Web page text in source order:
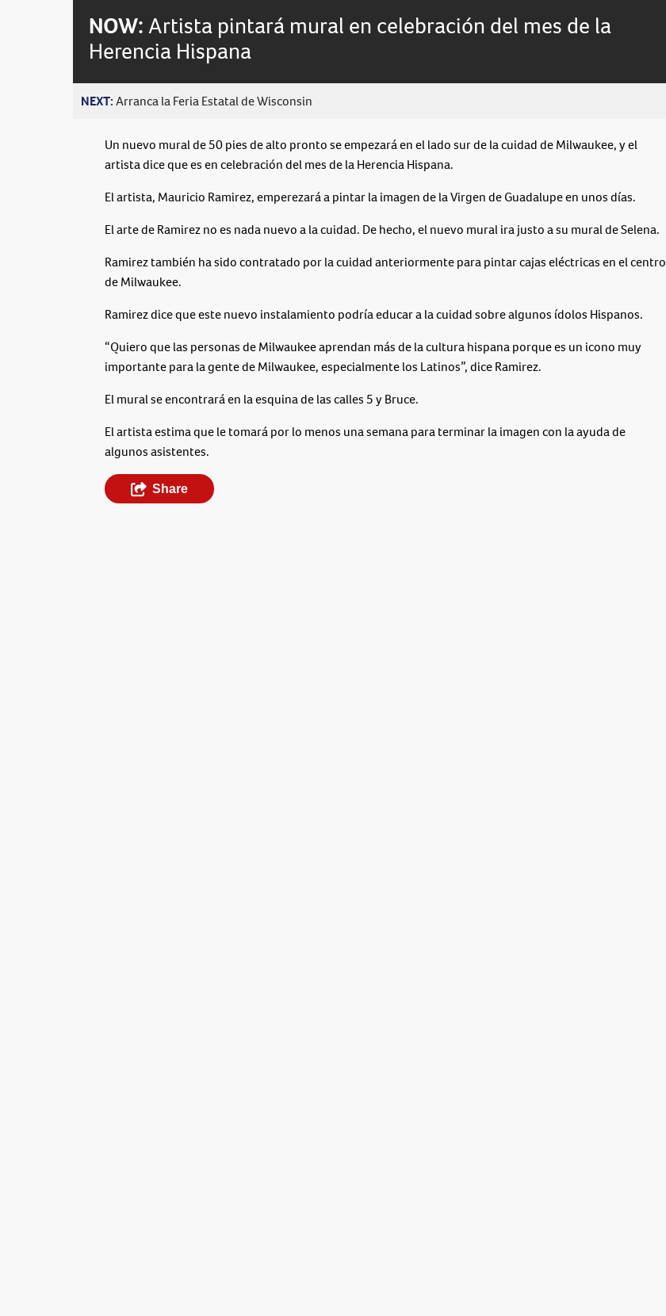
NOW:Artista pintará mural en celebración del mes de la
Herencia Hispana
NEXT:Arranca la Feria Estatal de Wisconsin
Un nuevo mural de 50 pies de alto pronto se empezará en el lado sur de la cuidad de Milwaukee, y el
artista dice que es en celebración del mes de la Herencia Hispana.
El artista, Mauricio Ramirez, emperezará a pintar la imagen de la Virgen de Guadalupe en unos días.
El arte de Ramirez no es nada nuevo a la cuidad. De hecho, el nuevo mural ira justo a su mural de Selena.
Ramirez también ha sido contratado por la cuidad anteriormente para pintar cajas eléctricas en el centro
de Milwaukee.
Ramirez dice que este nuevo instalamiento podría educar a la cuidad sobre algunos ídolos Hispanos.
“Quiero que las personas de Milwaukee aprendan más de la cultura hispana porque es un icono muy
importante para la gente de Milwaukee, especialmente los Latinos”, dice Ramirez.
El mural se encontrará en la esquina de las calles 5 y Bruce.
El artista estima que le tomará por lo menos una semana para terminar la imagen con la ayuda de
algunos asistentes.
Share